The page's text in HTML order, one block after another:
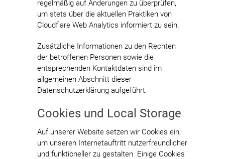
regelmäßig auf Änderungen zu überprüfen,
um stets über die aktuellen Praktiken von
Cloudflare Web Analytics informiert zu sein.
Zusätzliche Informationen zu den Rechten
der betroffenen Personen sowie die
entsprechenden Kontaktdaten sind im
allgemeinen Abschnitt dieser
Datenschutzerklärung aufgeführt.
Cookies und Local Storage
Auf unserer Website setzen wir Cookies ein,
um unseren Internetauftritt nutzerfreundlicher
und funktioneller zu gestalten. Einige Cookies